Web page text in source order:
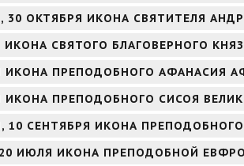
30 ОКТЯБРЯ ИКОНА СВЯТИТЕЛЯ
ИКОНА СВЯТОГО БЛАГОВЕРНОГО
ИКОНА ПРЕПОДОБНОГО АФАНАСИЯ
ИКОНА ПРЕПОДОБНОГО СИСОЯ
10 СЕНТЯБРЯ ИКОНА
ИЮЛЯ ИКОНА ПРЕПОДОБНОЙ